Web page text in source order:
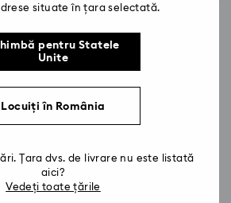
situate în țara selectată.
pentru Statele
Unite
Locuiți în România
Țara dvs. de livrare nu este listată
aici?
Vedeți toate țările